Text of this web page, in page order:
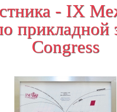
- IX
прикладной
Congress